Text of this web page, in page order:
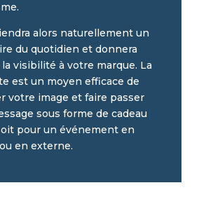
alors naturellement un
du quotidien et donnera
visibilité à votre marque. La
est un moyen efficace de
votre image et faire passer
sous forme de cadeau
pour un événement en
en externe.